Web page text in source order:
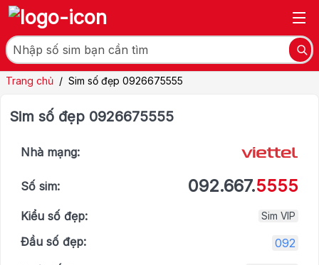
Trang chủ / Sim số đẹp 0926675555
Sim số đẹp 0926675555
Nhà mạng:
Số sim: 092.667.5555
Kiểu số đẹp: Sim VIP
Đầu số đẹp:
092